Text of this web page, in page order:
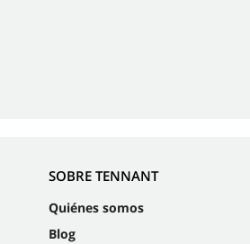
SOBRE TENNANT
Quiénes somos
Blog